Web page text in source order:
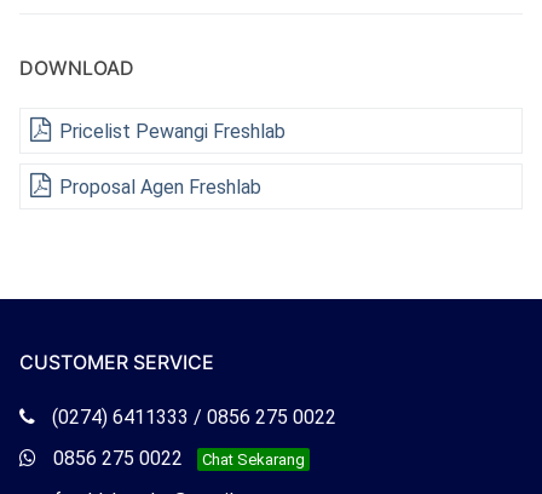
DOWNLOAD
Pricelist Pewangi Freshlab
Proposal Agen Freshlab
CUSTOMER SERVICE
Telepon
Freshlab
(0274) 6411333 / 0856 275 0022
Whatsapp
Freshlab
0856 275 0022 Chat Sekarang